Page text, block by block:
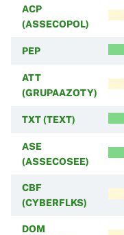
ACP
(ASSECOPOL)
PEP
ATT
(GRUPAAZOTY)
TXT (TEXT)
ASE
(ASSECOSEE)
CBF
(CYBERFLKS)
DOM